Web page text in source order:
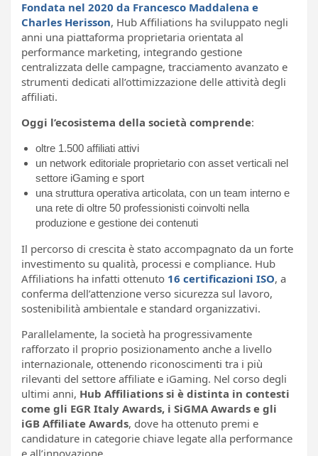
Fondata nel 2020 da Francesco Maddalena e
Charles Herisson, Hub Affiliations ha sviluppato negli
anni una piattaforma proprietaria orientata al
performance marketing, integrando gestione
centralizzata delle campagne, tracciamento avanzato e
strumenti dedicati all’ottimizzazione delle attività degli
affiliati.
Oggi l’ecosistema della società comprende:
oltre 1.500 affiliati attivi
un network editoriale proprietario con asset verticali nel
settore iGaming e sport
una struttura operativa articolata, con un team interno e
una rete di oltre 50 professionisti coinvolti nella
produzione e gestione dei contenuti
Il percorso di crescita è stato accompagnato da un forte
investimento su qualità, processi e compliance. Hub
Affiliations ha infatti ottenuto 16 certificazioni ISO, a
conferma dell’attenzione verso sicurezza sul lavoro,
sostenibilità ambientale e standard organizzativi.
Parallelamente, la società ha progressivamente
rafforzato il proprio posizionamento anche a livello
internazionale, ottenendo riconoscimenti tra i più
rilevanti del settore affiliate e iGaming. Nel corso degli
ultimi anni, Hub Affiliations si è distinta in contesti
come gli EGR Italy Awards, i SiGMA Awards e gli
iGB Affiliate Awards, dove ha ottenuto premi e
candidature in categorie chiave legate alla performance
e all’innovazione.